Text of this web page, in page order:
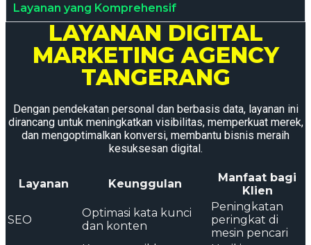
Layanan yang Komprehensif
LAYANAN DIGITAL
MARKETING AGENCY
TANGERANG
Dengan pendekatan personal dan berbasis data, layanan ini
dirancang untuk meningkatkan visibilitas, memperkuat merek,
dan mengoptimalkan konversi, membantu bisnis meraih
kesuksesan digital.
Layanan Keunggulan
Manfaat bagi
Klien
SEO
Optimasi kata kunci
dan konten
Peningkatan
peringkat di
mesin pencari